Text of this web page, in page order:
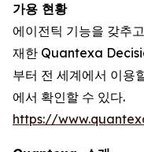
가용 현황
에이전틱 기능을 갖추
재한 Quantexa
부터 전 세계에서 이용
에서 확인할 수 있다.
https://